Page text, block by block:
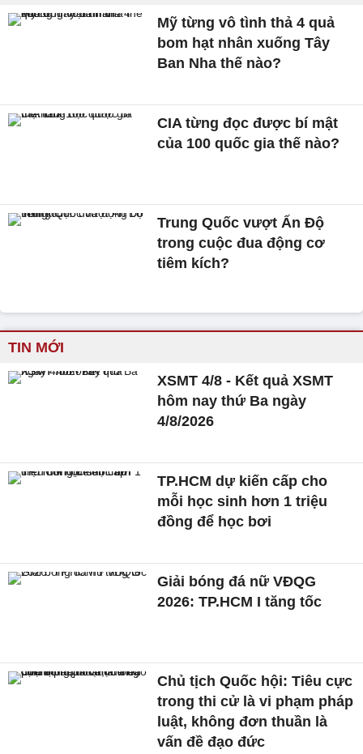
Mỹ từng vô tình thả 4 quả
bom hạt nhân xuống Tây
Ban Nha thế nào?
CIA từng đọc được bí mật
của 100 quốc gia thế nào?
Trung Quốc vượt Ấn Độ
trong cuộc đua động cơ
tiêm kích?
TIN MỚI
XSMT 4/8 - Kết quả XSMT
hôm nay thứ Ba ngày
4/8/2026
TP.HCM dự kiến cấp cho
mỗi học sinh hơn 1 triệu
đồng để học bơi
Giải bóng đá nữ VĐQG
2026: TP.HCM I tăng tốc
Chủ tịch Quốc hội: Tiêu cực
trong thi cử là vi phạm pháp
luật, không đơn thuần là
vấn đề đạo đức